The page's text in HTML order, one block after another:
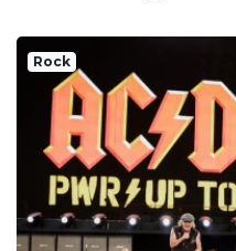
Rock